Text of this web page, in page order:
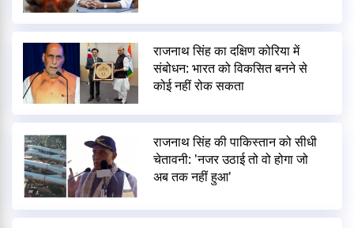
राजनाथ सिंह का दक्षिण कोरिया में
संबोधन: भारत को विकसित बनने से
कोई नहीं रोक सकता
राजनाथ सिंह की पाकिस्तान को सीधी
चेतावनी: 'नजर उठाई तो वो होगा जो
अब तक नहीं हुआ'